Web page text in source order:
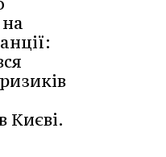
Києві.